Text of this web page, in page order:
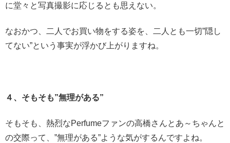
に堂々と写真撮影に応じるとも思えない。
なおかつ、二人でお買い物をする姿を、二人とも一切”隠し
てない”という事実が浮かび上がりますね。
４、そもそも”無理がある”
そもそも、熱烈なPerfumeファンの高橋さんとあ～ちゃんと
の交際って、”無理がある”ような気がするんですよね。